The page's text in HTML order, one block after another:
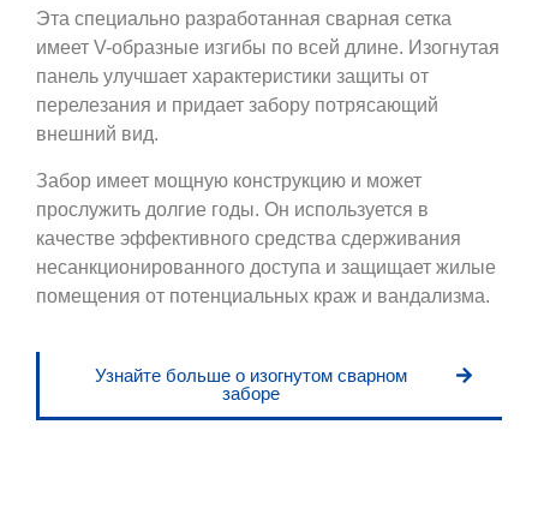
Эта специально разработанная сварная сетка
имеет V-образные изгибы по всей длине. Изогнутая
панель улучшает характеристики защиты от
перелезания и придает забору потрясающий
внешний вид.
Забор имеет мощную конструкцию и может
прослужить долгие годы. Он используется в
качестве эффективного средства сдерживания
несанкционированного доступа и защищает жилые
помещения от потенциальных краж и вандализма.
Узнайте больше о изогнутом сварном
заборе